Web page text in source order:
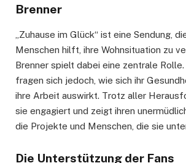
Brenner
„Zuhause im Glück“ ist eine Sendung,
Menschen hilft, ihre Wohnsituation zu
Brenner spielt dabei eine zentrale
fragen sich jedoch, wie sich ihr
ihre Arbeit auswirkt. Trotz aller
sie engagiert und zeigt ihren
die Projekte und Menschen, die sie
Die Unterstützung der Fans